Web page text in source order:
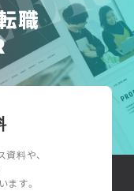
職
料や、
ます。